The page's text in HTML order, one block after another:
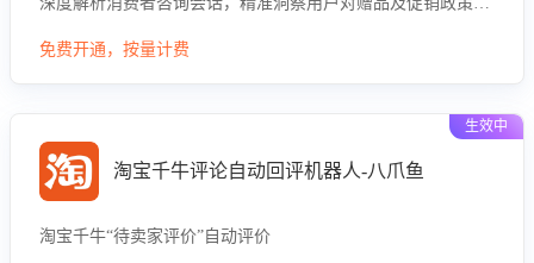
求，帮助企业制定个性化赠品组合策略，优化资源投放并淘汰
免费开通，按量计费
生效中
淘宝千牛评论自动回评机器人-八爪鱼
淘宝千牛“待卖家评价”自动评价